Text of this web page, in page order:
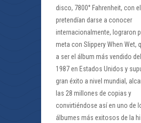
disco, 7800° Fahrenheit, con
pretendían darse a conocer
internacionalmente, lograron
meta con Slippery When Wet,
a ser el álbum más vendido
1987 en Estados Unidos y
gran éxito a nivel mundial,
las 28 millones de copias y
convirtiéndose así en uno de
álbumes más exitosos de la